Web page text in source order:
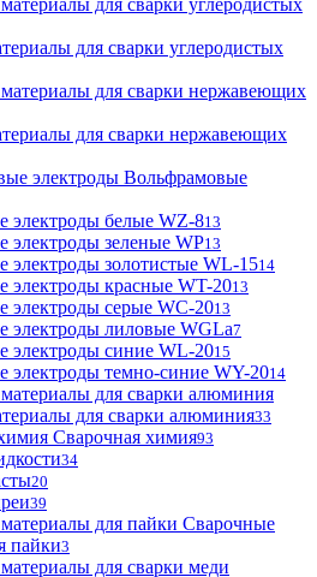
для сварки углеродистых
для сварки нержавеющих
Вольфрамовые
электроды белые WZ-813
электроды зеленые WP13
электроды золотистые WL-1514
электроды красные WT-2013
электроды серые WC-2013
электроды лиловые WGLa7
электроды синие WL-2015
электроды темно-синие WY-2014
для сварки алюминия33
Сварочная химия93
34
20
39
Сварочные
пайки3